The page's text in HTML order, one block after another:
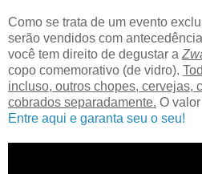
Como se trata de um evento
serão vendidos com
você tem direito de degustar a
copo comemorativo (de vidro).
incluso, outros chopes, cervejas,
cobrados separadamente. O
Entre aqui e garanta seu o seu!